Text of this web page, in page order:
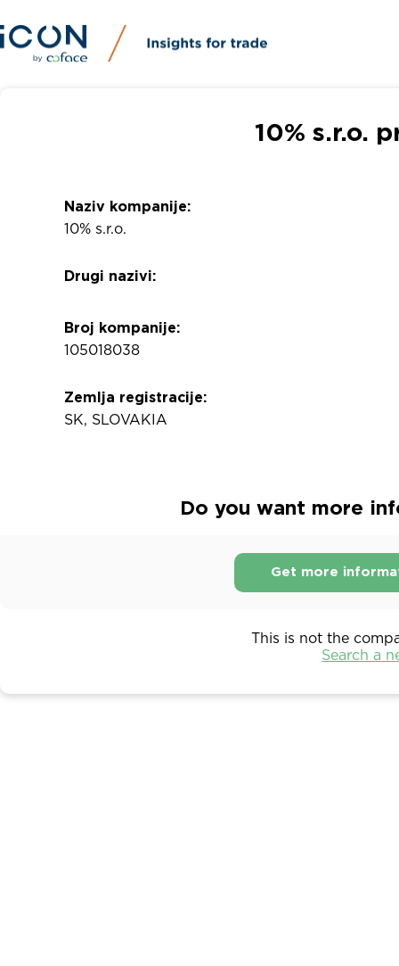
10% s.r.o.
Naziv kompanije:
10% s.r.o.
Drugi nazivi:
Broj kompanije:
105018038
Zemlja registracije:
SK, SLOVAKIA
Do you want more
Get more
This is not the
Search a